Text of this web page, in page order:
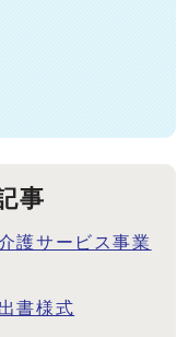
事
護サービス事業
書様式